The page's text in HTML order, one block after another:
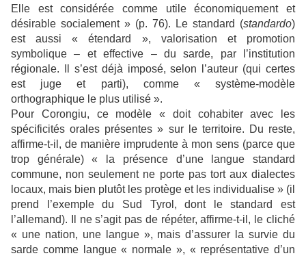
Elle est considérée comme utile économiquement et
désirable socialement » (p. 76). Le standard (standardo)
est aussi « étendard », valorisation et promotion
symbolique – et effective – du sarde, par l’institution
régionale. Il s’est déjà imposé, selon l’auteur (qui certes
est juge et parti), comme « système-modèle
orthographique le plus utilisé ».
Pour Corongiu, ce modèle « doit cohabiter avec les
spécificités orales présentes » sur le territoire. Du reste,
affirme-t-il, de manière imprudente à mon sens (parce que
trop générale) « la présence d’une langue standard
commune, non seulement ne porte pas tort aux dialectes
locaux, mais bien plutôt les protège et les individualise » (il
prend l’exemple du Sud Tyrol, dont le standard est
l’allemand). Il ne s’agit pas de répéter, affirme-t-il, le cliché
« une nation, une langue », mais d’assurer la survie du
sarde comme langue « normale », « représentative d’un